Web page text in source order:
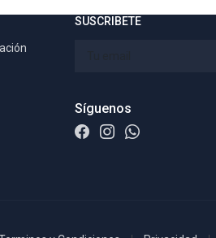
SUSCRIBETE
Síguenos